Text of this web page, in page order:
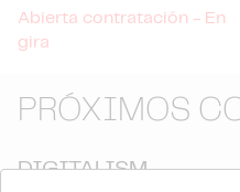
Abierta contratación - En
gira
PRÓXIMOS
DIGITALISM